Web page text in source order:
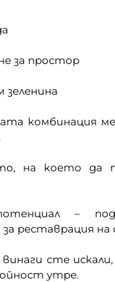
за простор
зеленина
комбинация
на което да
–
реставрация
сте
утре.